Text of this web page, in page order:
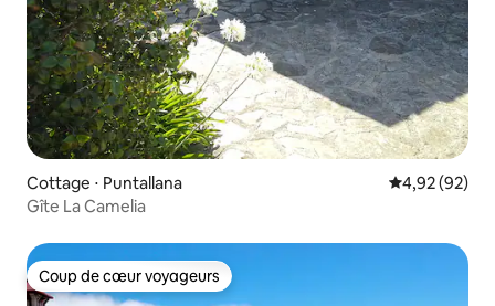
Cottage ⋅ Puntallana Évaluation
4,92 (92)
Gîte La Camelia
Coup de cœur voyageurs
Coup de cœur voyageurs